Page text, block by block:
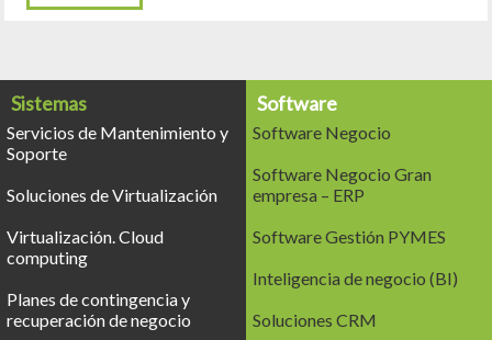
Sistemas
Servicios de Mantenimiento y
Soporte
Soluciones de Virtualización
Virtualización. Cloud
computing
Planes de contingencia y
recuperación de negocio
Software
Software Negocio
Software Negocio Gran
empresa – ERP
Software Gestión PYMES
Inteligencia de negocio (BI)
Soluciones CRM